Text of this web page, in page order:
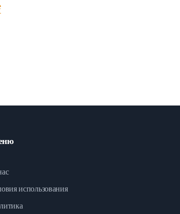
квесты. Опираясь на аналитику и
использования